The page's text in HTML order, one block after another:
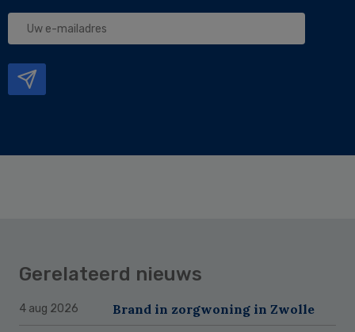
Uw
Gerelateerd nieuws
4 aug 2026 Brand in zorgwoning in Zwolle